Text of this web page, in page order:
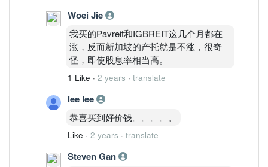
Woei Jie
我买的Pavreit和IGBREIT这几个月都在
涨，反而新加坡的产托就是不涨，很奇
怪，即使股息率相当高。
1 Like · 2 years · translate
lee lee
恭喜买到好价钱。。。。。
Like · 2 years · translate
Steven Gan